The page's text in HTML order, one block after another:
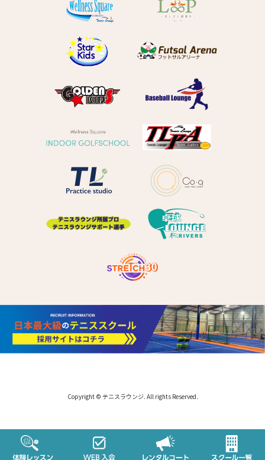
Copyright © テニスラウンジ. All rights Reserved.